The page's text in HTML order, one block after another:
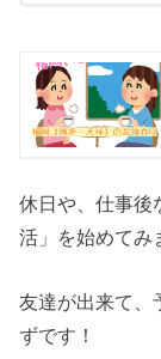
休日や、仕事後
活」を始めてみ
友達が出来て、
ずです！